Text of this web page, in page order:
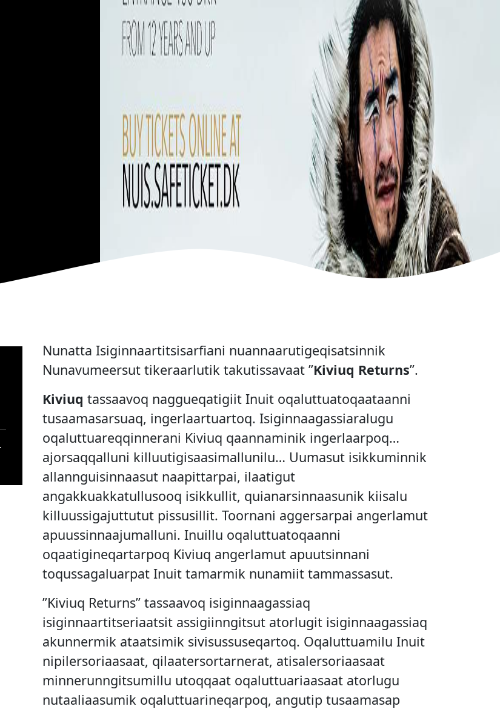
Nunatta Isiginnaartitsisarfiani nuannaarutigeqisatsinnik
Nunavumeersut tikeraarlutik takutissavaat ”Kiviuq Returns”.
Kiviuq tassaavoq naggueqatigiit Inuit oqaluttuatoqaataanni
tusaamasarsuaq, ingerlaartuartoq. Isiginnaagassiaralugu
oqaluttuareqqinnerani Kiviuq qaannaminik ingerlaarpoq…
ajorsaqqalluni killuutigisaasimallunilu… Uumasut isikkuminnik
allannguisinnaasut naapittarpai, ilaatigut
angakkuakkatullusooq isikkullit, quianarsinnaasunik kiisalu
killuussigajuttutut pissusillit. Toornani aggersarpai angerlamut
apuussinnaajumalluni. Inuillu oqaluttuatoqaanni
oqaatigineqartarpoq Kiviuq angerlamut apuutsinnani
toqussagaluarpat Inuit tamarmik nunamiit tammassasut.
”Kiviuq Returns” tassaavoq isiginnaagassiaq
isiginnaartitseriaatsit assigiinngitsut atorlugit isiginnaagassiaq
akunnermik ataatsimik sivisussuseqartoq. Oqaluttuamilu Inuit
nipilersoriaasaat, qilaatersortarnerat, atisalersoriaasaat
minnerunngitsumillu utoqqaat oqaluttuariaasaat atorlugu
nutaaliaasumik oqaluttuarineqarpoq, angutip tusaamasap